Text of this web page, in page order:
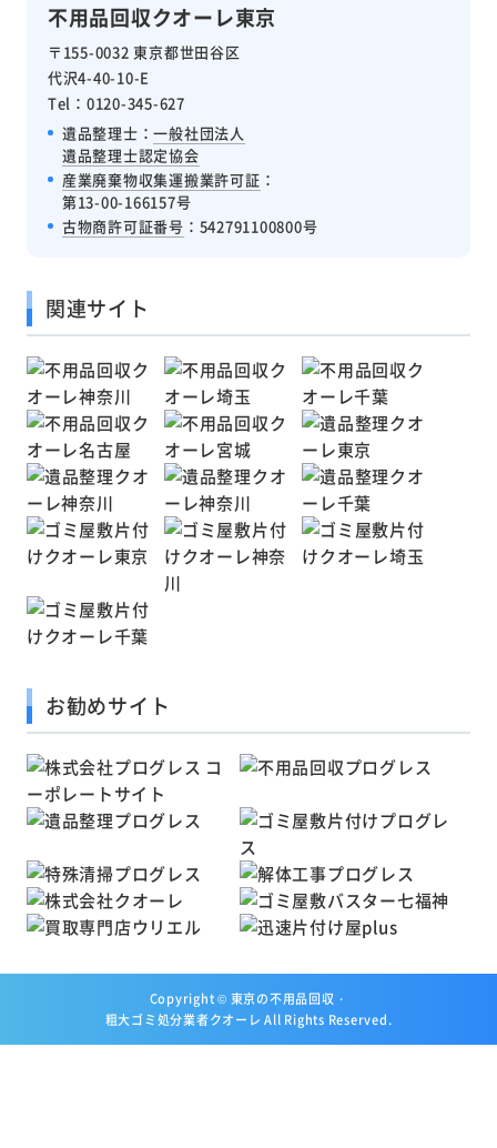
不用品回収クオーレ東京
〒155-0032 東京都世田谷区
代沢4-40-10-E
Tel：0120-345-627
遺品整理士：一般社団法人
遺品整理士認定協会
産業廃棄物収集運搬業許可証 ：
第13-00-166157号
古物商許可証番号 ：542791100800号
関連サイト
お勧めサイト
Copyright © 東京の不用品回収・
粗大ゴミ処分業者クオーレ All Rights Reserved.